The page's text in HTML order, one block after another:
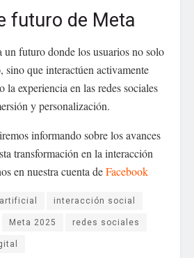
futuro de Meta
futuro donde los usuarios no solo
sino que interactúen activamente
la experiencia en las redes sociales
y personalización.
informando sobre los avances
transformación en la interacción
en nuestra cuenta deFacebook
interacción social
Meta 2025
redes sociales